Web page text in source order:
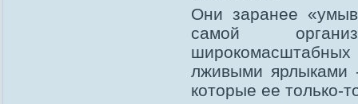
Они заранее
самой
лживыми ярлыками
которые ее только-